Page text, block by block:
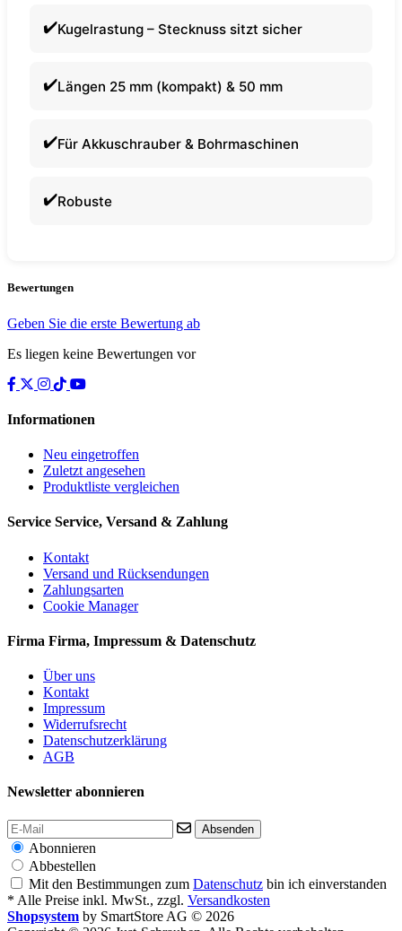
Kugelrastung – Stecknuss sitzt sicher
Längen 25 mm (kompakt) & 50 mm
Für Akkuschrauber & Bohrmaschinen
Robuste
Bewertungen
Geben Sie die erste Bewertung ab
Es liegen keine Bewertungen vor
Informationen
Neu eingetroffen
Zuletzt angesehen
Produktliste vergleichen
Service Service, Versand & Zahlung
Kontakt
Versand und Rücksendungen
Zahlungsarten
Cookie Manager
Firma Firma, Impressum & Datenschutz
Über uns
Kontakt
Impressum
Widerrufsrecht
Datenschutzerklärung
AGB
Newsletter abonnieren
Absenden
Abonnieren
Abbestellen
Mit den Bestimmungen zum Datenschutz bin ich einverstanden
* Alle Preise inkl. MwSt., zzgl. Versandkosten
Shopsystem by SmartStore AG © 2026